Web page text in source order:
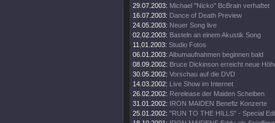
29.07.2003: Michael "Nicko" BcBrain verhaftet
16.07.2003: Dance of Death Preview
24.05.2003: Neuer Song live
02.02.2003: Basteln an einem Akustik Song
11.01.2003: Studio Fotos
06.01.2003: Albumaufnahmen beginnen bald
08.09.2002: Bruce Dickinson erreicht neue
30.05.2002: Vorschau auf die DVD
14.03.2002: Live Show im Internet
26.02.2002: Rerelease der Maiden Scheiben
31.01.2002: IRON MAIDEN Benefiz Konzerte
25.01.2002: "RUN TO THE HILLS" - Special